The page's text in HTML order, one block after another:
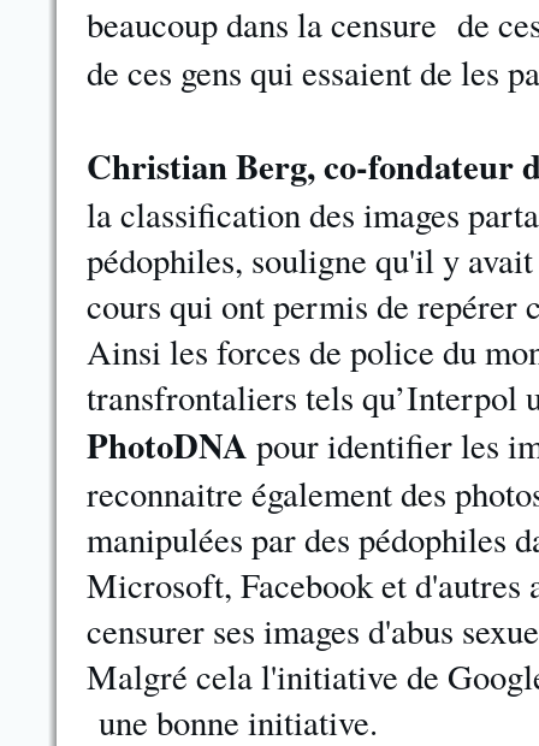
beaucoup dans la censure de
de ces gens qui essaient de les
Christian Berg, co-fondateur
la classification des images
pédophiles, souligne qu'il y
cours qui ont permis de repérer
Ainsi les forces de police du
transfrontaliers tels qu’Interpol
PhotoDNA pour identifier les
reconnaitre également des
manipulées par des pédophiles
Microsoft, Facebook et d'autres
censurer ses images d'abus
Malgré cela l'initiative de
une bonne initiative.